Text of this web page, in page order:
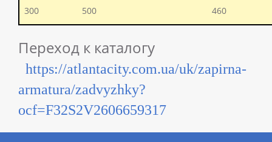
300 500 460
Переход к каталогу
https://atlantacity.com.ua/uk/zapirna-
armatura/zadvyzhky?
ocf=F32S2V2606659317